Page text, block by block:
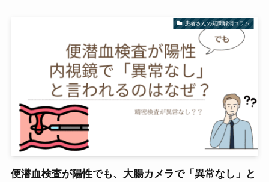
患者さんの疑問解消コラム
便潜血検査が陽性でも、大腸カメラで「異常なし」と